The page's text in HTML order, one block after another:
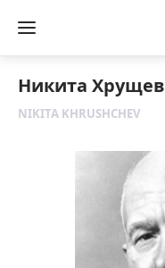
Никита Хрущев
NIKITA KHRUSHCHEV